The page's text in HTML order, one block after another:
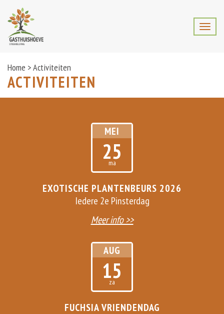
Home >Activiteiten
ACTIVITEITEN
MEI
25
ma
EXOTISCHE PLANTENBEURS 2026
Iedere 2e Pinsterdag
Meer info >>
AUG
15
za
FUCHSIA VRIENDENDAG